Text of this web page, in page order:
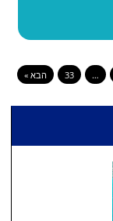
…
33 הבא »